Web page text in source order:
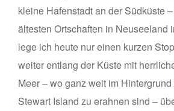
kleine Hafenstadt an der Südküste
ältesten Ortschaften in Neuseeland
lege ich heute nur einen kurzen
weiter entlang der Küste mit
Meer – wo ganz weit im
Stewart Island zu erahnen sind –